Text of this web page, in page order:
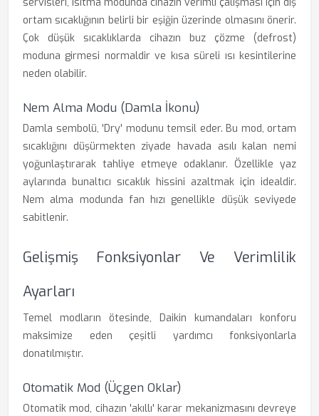
ortam sıcaklığının belirli bir eşiğin üzerinde olmasını önerir.
Çok düşük sıcaklıklarda cihazın buz çözme (defrost)
moduna girmesi normaldir ve kısa süreli ısı kesintilerine
neden olabilir.
Nem Alma Modu (Damla İkonu)
Damla sembolü, 'Dry' modunu temsil eder. Bu mod, ortam
sıcaklığını düşürmekten ziyade havada asılı kalan nemi
yoğunlaştırarak tahliye etmeye odaklanır. Özellikle yaz
aylarında bunaltıcı sıcaklık hissini azaltmak için idealdir.
Nem alma modunda fan hızı genellikle düşük seviyede
sabitlenir.
Gelişmiş Fonksiyonlar Ve Verimlilik
Ayarları
Temel modların ötesinde, Daikin kumandaları konforu
maksimize eden çeşitli yardımcı fonksiyonlarla
donatılmıştır.
Otomatik Mod (Üçgen Oklar)
Otomatik mod, cihazın 'akıllı' karar mekanizmasını devreye